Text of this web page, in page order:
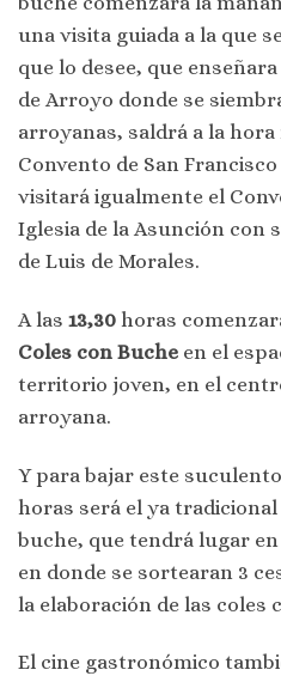
una visita guiada a la que
que lo desee, que
de Arroyo donde se
arroyanas, saldrá a la hora
Convento de San
visitará igualmente el
Iglesia de la Asunción con
de Luis de Morales.
A las 13,30 horas
Coles con Buche en el
territorio joven, en el
arroyana.
Y para bajar este
horas será el ya tradicional
buche, que tendrá lugar
en donde se sortearan 3
la elaboración de las coles
El cine gastronómico